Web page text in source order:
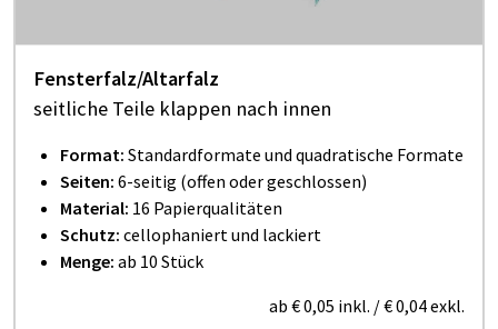
Fensterfalz/Altarfalz
seitliche Teile klappen nach innen
Format: Standardformate und quadratische Formate
Seiten: 6-seitig (offen oder geschlossen)
Material: 16 Papierqualitäten
Schutz: cellophaniert und lackiert
Menge: ab 10 Stück
ab € 0,05 inkl. /€ 0,04exkl.